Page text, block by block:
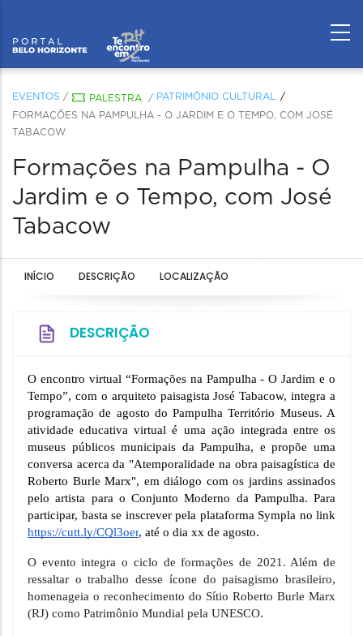
EVENTOS / PALESTRA / PATRIMÔNIO CULTURAL
FORMAÇÕES NA PAMPULHA - O JARDIM E O TEMPO, COM JOSÉ
TABACOW
Formações na Pampulha - O
Jardim e o Tempo, com José
Tabacow
INÍCIO DESCRIÇÃO LOCALIZAÇÃO
DESCRIÇÃO
O encontro virtual “Formações na Pampulha - O Jardim e o
Tempo”, com o arquiteto paisagista José Tabacow, integra a
programação de agosto do Pampulha Território Museus. A
atividade educativa virtual é uma ação integrada entre os
museus públicos municipais da Pampulha, e propõe uma
conversa acerca da "Atemporalidade na obra paisagística de
Roberto Burle Marx", em diálogo com os jardins assinados
pelo artista para o Conjunto Moderno da Pampulha. Para
https://cutt.ly/CQl3oer, até o dia xx de agosto.
O evento integra o ciclo de formações de 2021. Além de
ressaltar o trabalho desse ícone do paisagismo brasileiro,
homenageia o reconhecimento do Sítio Roberto Burle Marx
(RJ) como Patrimônio Mundial pela UNESCO.